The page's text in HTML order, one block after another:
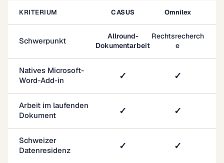
KRITERIUM CASUS Omnilex
Schwerpunkt
Allround-
Dokumentarbeit
Rechtsrecherch
e
Natives Microsoft-
Word-Add-in
✓ ✓
Arbeit im laufenden
Dokument
✓ ✓
Schweizer
Datenresidenz
✓ ✓